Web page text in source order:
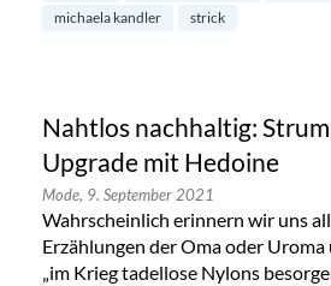
michaela kandler
strick
Nahtlos nachhaltig:
Upgrade mit Hedoine
Mode, 9. September 2021
Wahrscheinlich erinnern wir uns
Erzählungen der Oma oder
„im Krieg tadellose Nylons